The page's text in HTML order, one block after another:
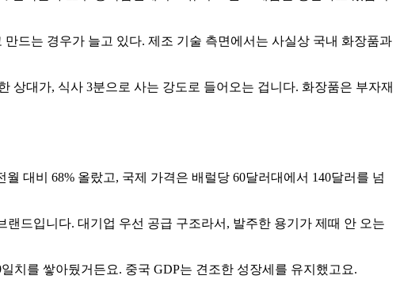
드는 경우가 늘고 있다. 제조 기술 측면에서는 사실상 국내 화장품과
상대가, 식사 3분으로 사는 강도로 들어오는 겁니다. 화장품은 부자재
대비 68% 올랐고, 국제 가격은 배럴당 60달러대에서 140달러를 넘
드입니다. 대기업 우선 공급 구조라서, 발주한 용기가 제때 안 오는
치를 쌓아뒀거든요. 중국 GDP는 견조한 성장세를 유지했고요.